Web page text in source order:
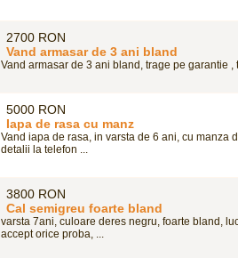
2700 RON
Vand armasar de 3 ani bland
Vand armasar de 3 ani bland, trage pe garantie
5000 RON
Iapa de rasa cu manz
Vand iapa de rasa, in varsta de 6 ani, cu manza
detalii la telefon ...
3800 RON
Cal semigreu foarte bland
varsta 7ani, culoare deres negru, foarte bland,
accept orice proba, ...